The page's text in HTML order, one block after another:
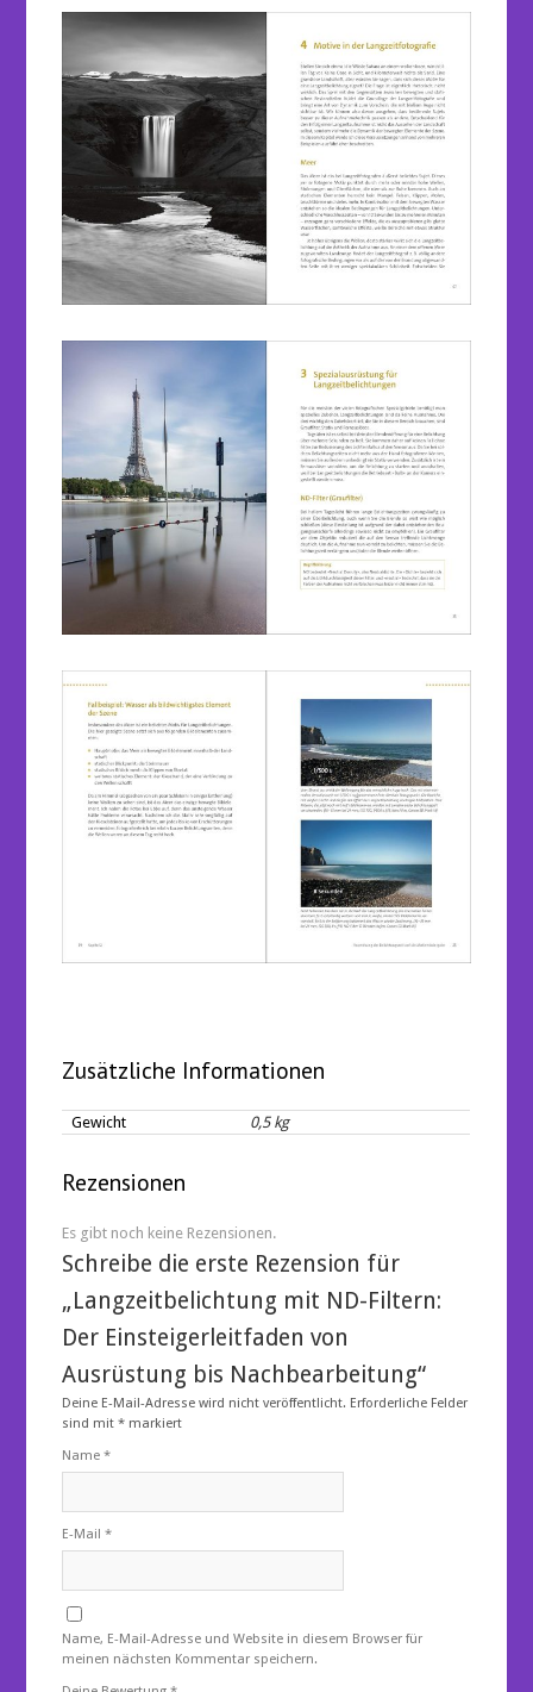
Zusätzliche Informationen
Gewicht 0,5 kg
Rezensionen
Es gibt noch keine Rezensionen.
Schreibe die erste Rezension für
„Langzeitbelichtung mit ND-Filtern:
Der Einsteigerleitfaden von
Ausrüstung bis Nachbearbeitung“
Deine E-Mail-Adresse wird nicht veröffentlicht. Erforderliche Felder
sind mit* markiert
Name*
E-Mail*
Name, E-Mail-Adresse und Website in diesem Browser für
meinen nächsten Kommentar speichern.